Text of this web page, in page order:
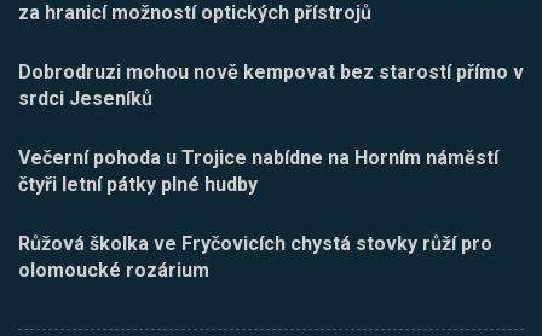
za hranicí možností optických přístrojů
Dobrodruzi mohou nově kempovat bez starostí přímo v
srdci Jeseníků
Večerní pohoda u Trojice nabídne na Horním náměstí
čtyři letní pátky plné hudby
Růžová školka ve Fryčovicích chystá stovky růží pro
olomoucké rozárium